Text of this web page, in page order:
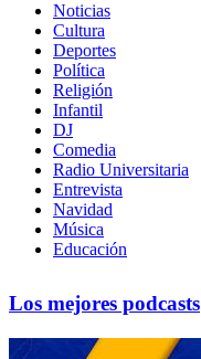
Noticias
Cultura
Deportes
Política
Religión
Infantil
DJ
Comedia
Radio Universitaria
Entrevista
Navidad
Música
Educación
Los mejores podcasts